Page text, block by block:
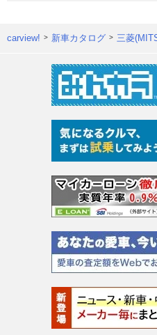
carview! 新車カタログ 三菱